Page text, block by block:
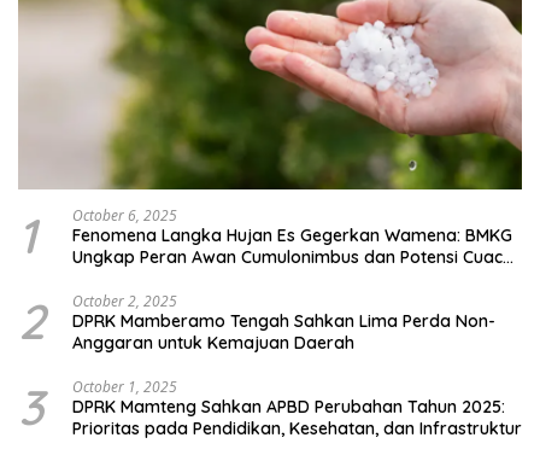
1 October 6, 2025
Fenomena Langka Hujan Es Gegerkan Wamena: BMKG
Ungkap Peran Awan Cumulonimbus dan Potensi Cuaca
2 October 2, 2025
DPRK Mamberamo Tengah Sahkan Lima Perda Non-
Anggaran untuk Kemajuan Daerah
3 October 1, 2025
DPRK Mamteng Sahkan APBD Perubahan Tahun 2025:
Prioritas pada Pendidikan, Kesehatan, dan Infrastruktur